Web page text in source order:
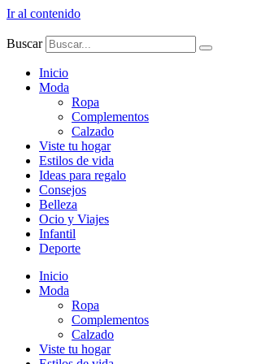
Ir al contenido
Buscar
Inicio
Moda
Ropa
Complementos
Calzado
Viste tu hogar
Estilos de vida
Ideas para regalo
Consejos
Belleza
Ocio y Viajes
Infantil
Deporte
Inicio
Moda
Ropa
Complementos
Calzado
Viste tu hogar